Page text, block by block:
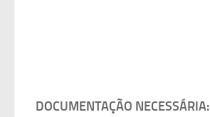
DOCUMENTAÇÃO NECESSÁRIA: